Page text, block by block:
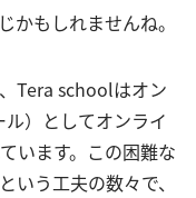
かもしれませんね。
Tera schoolはオン
）としてオンライ
います。この困難な
う工夫の数々で、